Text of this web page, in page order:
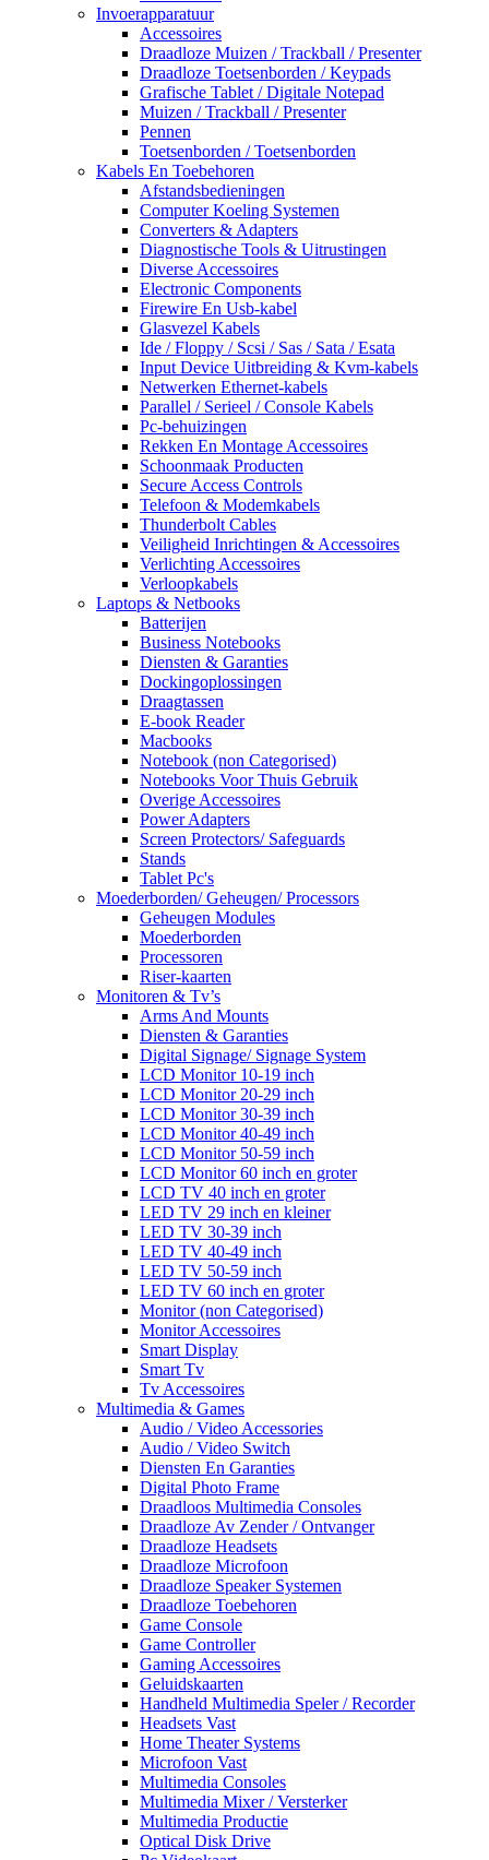
Invoerapparatuur
Accessoires
Draadloze Muizen / Trackball / Presenter
Draadloze Toetsenborden / Keypads
Grafische Tablet / Digitale Notepad
Muizen / Trackball / Presenter
Pennen
Toetsenborden / Toetsenborden
Kabels En Toebehoren
Afstandsbedieningen
Computer Koeling Systemen
Converters & Adapters
Diagnostische Tools & Uitrustingen
Diverse Accessoires
Electronic Components
Firewire En Usb-kabel
Glasvezel Kabels
Ide / Floppy / Scsi / Sas / Sata / Esata
Input Device Uitbreiding & Kvm-kabels
Netwerken Ethernet-kabels
Parallel / Serieel / Console Kabels
Pc-behuizingen
Rekken En Montage Accessoires
Schoonmaak Producten
Secure Access Controls
Telefoon & Modemkabels
Thunderbolt Cables
Veiligheid Inrichtingen & Accessoires
Verlichting Accessoires
Verloopkabels
Laptops & Netbooks
Batterijen
Business Notebooks
Diensten & Garanties
Dockingoplossingen
Draagtassen
E-book Reader
Macbooks
Notebook (non Categorised)
Notebooks Voor Thuis Gebruik
Overige Accessoires
Power Adapters
Screen Protectors/ Safeguards
Stands
Tablet Pc's
Moederborden/ Geheugen/ Processors
Geheugen Modules
Moederborden
Processoren
Riser-kaarten
Monitoren & Tv’s
Arms And Mounts
Diensten & Garanties
Digital Signage/ Signage System
LCD Monitor 10-19 inch
LCD Monitor 20-29 inch
LCD Monitor 30-39 inch
LCD Monitor 40-49 inch
LCD Monitor 50-59 inch
LCD Monitor 60 inch en groter
LCD TV 40 inch en groter
LED TV 29 inch en kleiner
LED TV 30-39 inch
LED TV 40-49 inch
LED TV 50-59 inch
LED TV 60 inch en groter
Monitor (non Categorised)
Monitor Accessoires
Smart Display
Smart Tv
Tv Accessoires
Multimedia & Games
Audio / Video Accessories
Audio / Video Switch
Diensten En Garanties
Digital Photo Frame
Draadloos Multimedia Consoles
Draadloze Av Zender / Ontvanger
Draadloze Headsets
Draadloze Microfoon
Draadloze Speaker Systemen
Draadloze Toebehoren
Game Console
Game Controller
Gaming Accessoires
Geluidskaarten
Handheld Multimedia Speler / Recorder
Headsets Vast
Home Theater Systems
Microfoon Vast
Multimedia Consoles
Multimedia Mixer / Versterker
Multimedia Productie
Optical Disk Drive